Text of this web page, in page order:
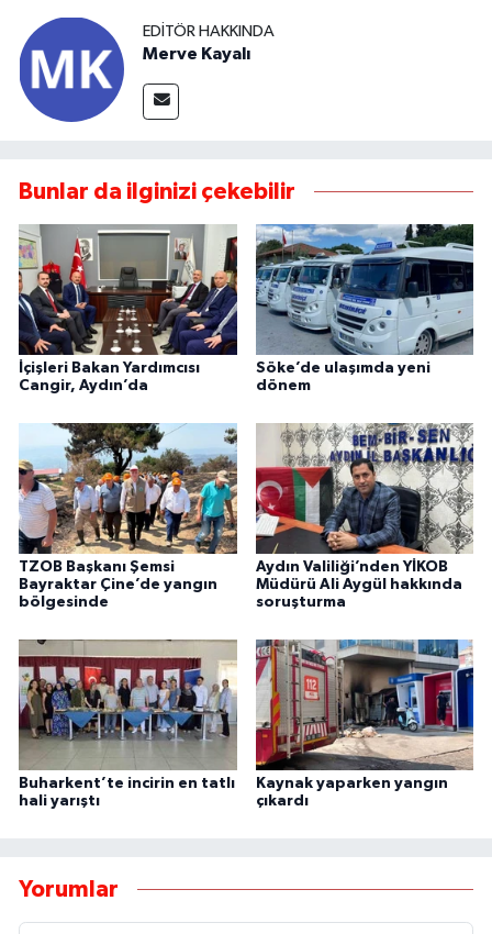
EDITÖR HAKKINDA
Merve Kayalı
Bunlar da ilginizi çekebilir
İçişleri Bakan Yardımcısı
Cangir, Aydın’da
Söke’de ulaşımda yeni
dönem
TZOB Başkanı Şemsi
Bayraktar Çine’de yangın
bölgesinde
Aydın Valiliği’nden YİKOB
Müdürü Ali Aygül hakkında
soruşturma
Buharkent’te incirin en tatlı
hali yarıştı
Kaynak yaparken yangın
çıkardı
Yorumlar